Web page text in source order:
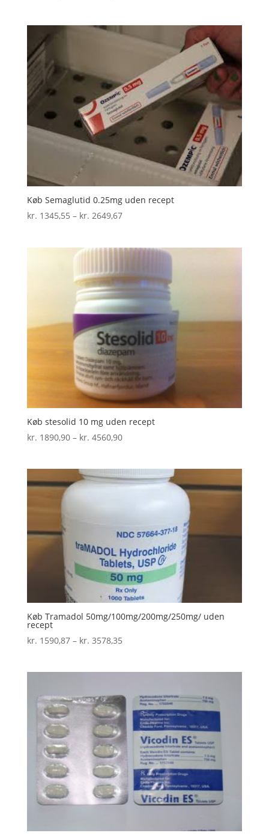
kr. 6345,87
Køb Semaglutid 0.25mg uden recept
kr. 1345,55 – kr. 2649,67Prisinterval:
Køb stesolid 10 mg uden recept
kr. 1890,90 – kr. 4560,90Prisinterval:
kr. 4560,90
Køb Tramadol 50mg/100mg/200mg/250mg/ uden
recept
kr. 1590,87 – kr. 3578,35Prisinterval: